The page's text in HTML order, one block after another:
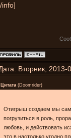
info]
Вторник,
Цитата (Doomrider)
Отигрыш создаем мы
погрузиться в роль,
любовь, и действовать
это в настолько угодно